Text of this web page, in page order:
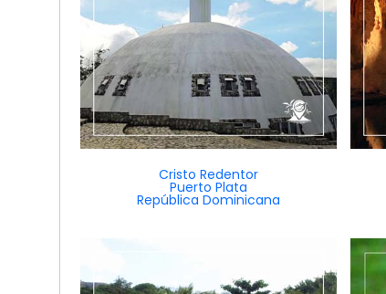
Cristo Redentor
Puerto Plata
República Dominicana